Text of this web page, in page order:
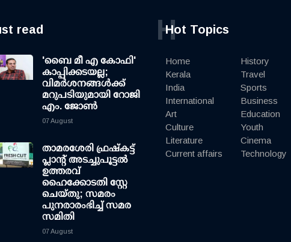
read
'ബൈ മീ എ കോഫി'
കാപ്പിക്കടയല്ല;
വിമര്‍ശനങ്ങള്‍ക്ക്
മറുപടിയുമായി റോജി
എം. ജോണ്‍
07 August
താമരശേരി ഫ്രഷ്കട്ട്
പ്ലാന്റ് അടച്ചുപൂട്ടൽ
ഉത്തരവ്
ഹൈക്കോടതി സ്റ്റേ
ചെയ്തു; സമരം
പുനരാരംഭിച്ച് സമര
സമിതി
07 August
Hot Topics
H
Home
Kerala
India
International
Art
Culture
Literature
Current affairs
History
Travel
Sports
Business
Education
Youth
Cinema
Technology